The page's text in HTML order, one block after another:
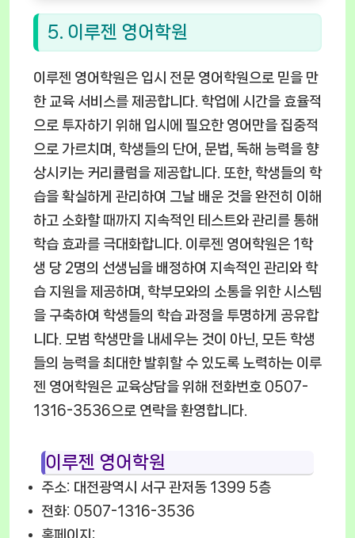
5. 이루젠 영어학원
이루젠 영어학원은 입시 전문 영어학원으로 믿을 만
한 교육 서비스를 제공합니다. 학업에 시간을 효율적
으로 투자하기 위해 입시에 필요한 영어만을 집중적
으로 가르치며, 학생들의 단어, 문법, 독해 능력을 향
상시키는 커리큘럼을 제공합니다. 또한, 학생들의 학
습을 확실하게 관리하여 그날 배운 것을 완전히 이해
하고 소화할 때까지 지속적인 테스트와 관리를 통해
학습 효과를 극대화합니다. 이루젠 영어학원은 1학
생 당 2명의 선생님을 배정하여 지속적인 관리와 학
습 지원을 제공하며, 학부모와의 소통을 위한 시스템
을 구축하여 학생들의 학습 과정을 투명하게 공유합
니다. 모범 학생만을 내세우는 것이 아닌, 모든 학생
들의 능력을 최대한 발휘할 수 있도록 노력하는 이루
젠 영어학원은 교육상담을 위해 전화번호 0507-
1316-3536으로 연락을 환영합니다.
이루젠 영어학원
주소: 대전광역시 서구 관저동 1399 5층
전화: 0507-1316-3536
홈페이지: